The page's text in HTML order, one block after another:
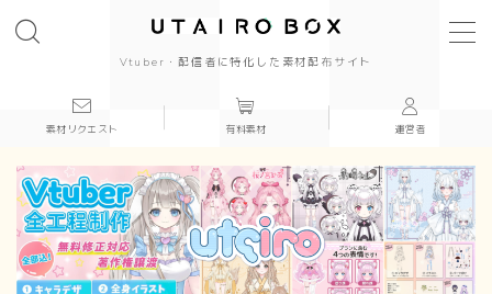
Vtuber・配信者に特化した素材配布サイト
かっこいい
かわいい
素材リクエスト 有料素材 運営者